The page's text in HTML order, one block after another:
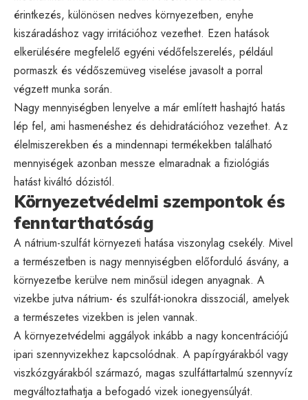
érintkezés, különösen nedves környezetben, enyhe
kiszáradáshoz vagy irritációhoz vezethet. Ezen hatások
elkerülésére megfelelő egyéni védőfelszerelés, például
pormaszk és védőszemüveg viselése javasolt a porral
végzett munka során.
Nagy mennyiségben lenyelve a már említett hashajtó hatás
lép fel, ami hasmenéshez és dehidratációhoz vezethet. Az
élelmiszerekben és a mindennapi termékekben található
mennyiségek azonban messze elmaradnak a fiziológiás
hatást kiváltó dózistól.
Környezetvédelmi szempontok és
fenntarthatóság
A nátrium-szulfát környezeti hatása viszonylag csekély. Mivel
a természetben is nagy mennyiségben előforduló ásvány, a
környezetbe kerülve nem minősül idegen anyagnak. A
vizekbe jutva nátrium- és szulfát-ionokra disszociál, amelyek
a természetes vizekben is jelen vannak.
A környezetvédelmi aggályok inkább a nagy koncentrációjú
ipari szennyvizekhez kapcsolódnak. A papírgyárakból vagy
viszkózgyárakból származó, magas szulfáttartalmú szennyvíz
megváltoztathatja a befogadó vizek ionegyensúlyát.